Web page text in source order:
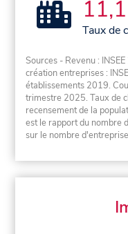
Taux de
Sources - Revenu :
création entreprises :
établissements 2019.
trimestre 2025. Taux de
recensement de la
est le rapport du nombre
sur le nombre